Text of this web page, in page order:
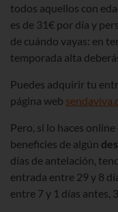
todos aquellos con
es de 31€ por día y
de cuándo vayas: en
temporada alta
Puedes adquirir tu
página web
Pero, si lo haces
beneficies de algún
días de antelación,
entrada entre 29 y 8
entre 7 y 1 días antes,